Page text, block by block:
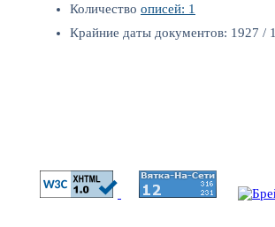
Количество описей: 1
Крайние даты документов: 1927 /